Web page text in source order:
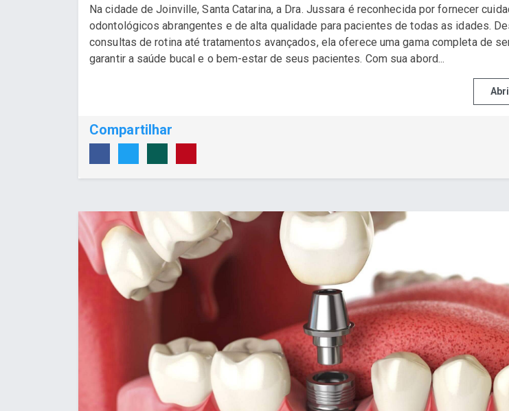
Na cidade de Joinville, Santa Catarina, a Dra. Jussara é reconhecida por fornecer
odontológicos abrangentes e de alta qualidade para pacientes de todas as idades.
consultas de rotina até tratamentos avançados, ela oferece uma gama completa de
garantir a saúde bucal e o bem-estar de seus pacientes. Com sua abord...
Compartilhar